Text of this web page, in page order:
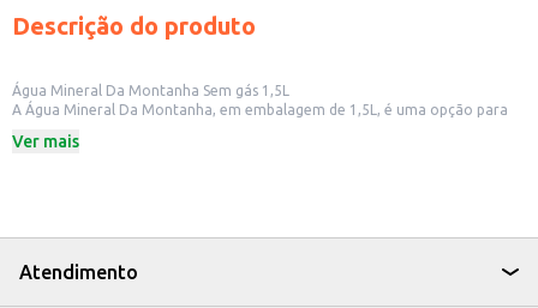
Descrição do produto
Água Mineral Da Montanha Sem gás 1,5L
A Água Mineral Da Montanha, em embalagem de 1,5L, é uma opção para
trabalho ou para revenda em pequenos comércios, como mercados e
Para oferecer em estabelecimentos comerciais, como restaurantes e
lanchonetes.
A Água Mineral Da Montanha é uma escolha prática e refrescante para
Ver mais
Atendimento